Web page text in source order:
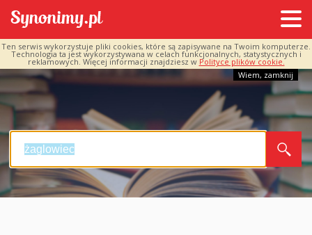
Ten serwis wykorzystuje pliki cookies, które są zapisywane na Twoim komputerze.
Technologia ta jest wykorzystywana w celach funkcjonalnych, statystycznych i
reklamowych. Więcej informacji znajdziesz w Polityce plików cookie.
Wiem, zamknij